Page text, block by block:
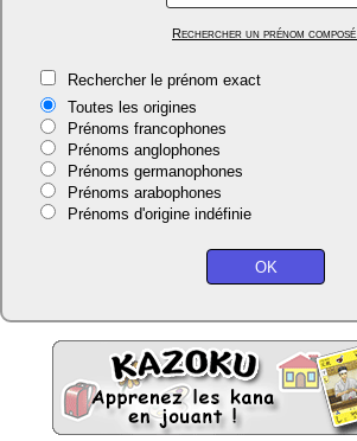
Rechercher un prénom composé.
Rechercher le prénom exact
Toutes les origines
Prénoms francophones
Prénoms anglophones
Prénoms germanophones
Prénoms arabophones
Prénoms d'origine indéfinie